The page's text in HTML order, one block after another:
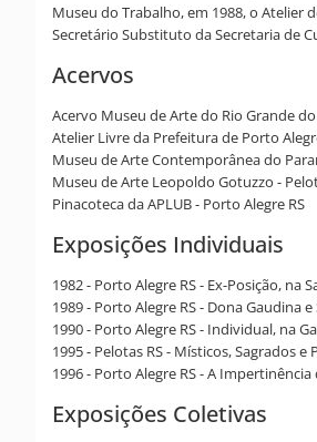
Museu do Trabalho, em 1988, o Atelier
Secretário Substituto da Secretaria de
Acervos
Acervo Museu de Arte do Rio Grande
Atelier Livre da Prefeitura de Porto
Museu de Arte Contemporânea do
Museu de Arte Leopoldo Gotuzzo -
Pinacoteca da APLUB - Porto Alegre RS
Exposições Individuais
1982 - Porto Alegre RS - Ex-Posição, na
1989 - Porto Alegre RS - Dona Gaudina e
1990 - Porto Alegre RS - Individual, na
1995 - Pelotas RS - Místicos, Sagrados
1996 - Porto Alegre RS - A
Exposições Coletivas